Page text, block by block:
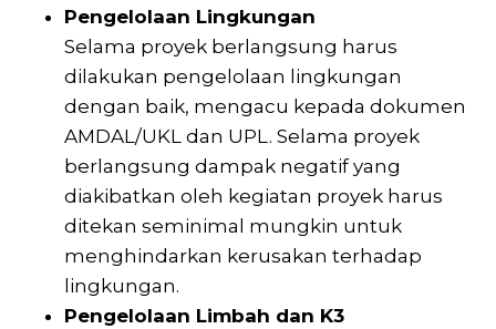
Pengelolaan Lingkungan
Selama proyek berlangsung harus
dilakukan pengelolaan lingkungan
dengan baik, mengacu kepada dokumen
AMDAL/UKL dan UPL. Selama proyek
berlangsung dampak negatif yang
diakibatkan oleh kegiatan proyek harus
ditekan seminimal mungkin untuk
menghindarkan kerusakan terhadap
lingkungan.
Pengelolaan Limbah dan K3